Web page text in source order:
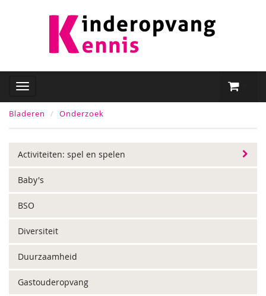
Bladeren Onderzoek
Activiteiten: spel en spelen
Baby's
BSO
Diversiteit
Duurzaamheid
Gastouderopvang